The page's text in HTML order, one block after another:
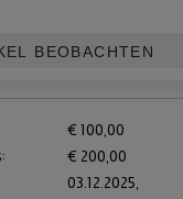
BEOBACHTEN
€ 100,00
€ 200,00
03.12.2025,